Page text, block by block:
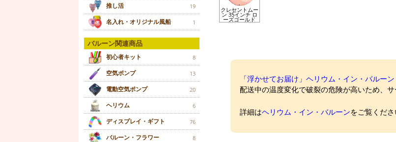
推し活 19
名入れ・オリジナル風船 1
バルーン関連商品
初心者キット 8
空気ポンプ 13
電動空気ポンプ 20
ヘリウム 6
ディスプレイ・ギフト 76
バルーン・フラワー 8
クレセントムー
ン 35インチ ロ
ーズゴールド
「浮かせてお届け」ヘリウム・イン・バルーン
配送中の温度変化で破裂の危険が高いため、サ
詳細はヘリウム・イン・バルーンをご覧くださ